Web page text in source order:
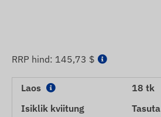
RRP hind: 145,73 $
Laos
18 tk
Isiklik kviitung
Tasuta